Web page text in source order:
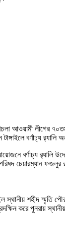
আওয়ামী লীগের ৭০তম
বর্ণাঢ্য র‍্যালি
বর্ণাঢ্য র‍্যালি
চেয়ারম্যান ফজলুর
স্থানীয় শহীদ স্মৃতি
করে পুনরায়